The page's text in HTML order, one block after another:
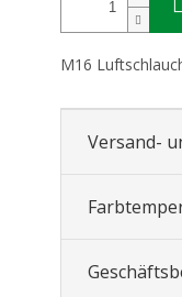
M16
Versand-